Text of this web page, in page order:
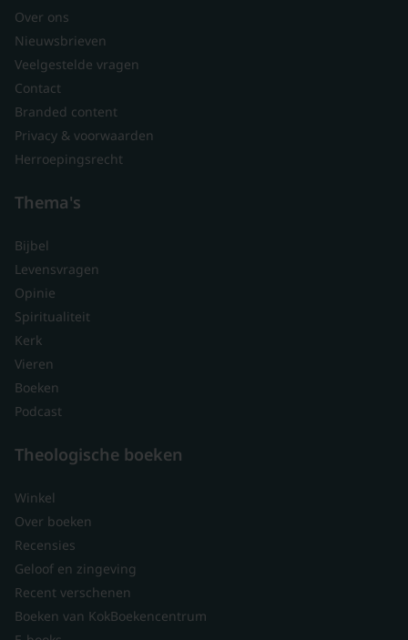
Over ons
Nieuwsbrieven
Veelgestelde vragen
Contact
Branded content
Privacy & voorwaarden
Herroepingsrecht
Thema's
Bijbel
Levensvragen
Opinie
Spiritualiteit
Kerk
Vieren
Boeken
Podcast
Theologische boeken
Winkel
Over boeken
Recensies
Geloof en zingeving
Recent verschenen
Boeken van KokBoekencentrum